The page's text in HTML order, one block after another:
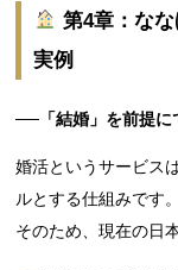
第4章：な
実例
──「結婚」を前提に
婚活というサービス
ルとする仕組みです。
そのため、現在の日